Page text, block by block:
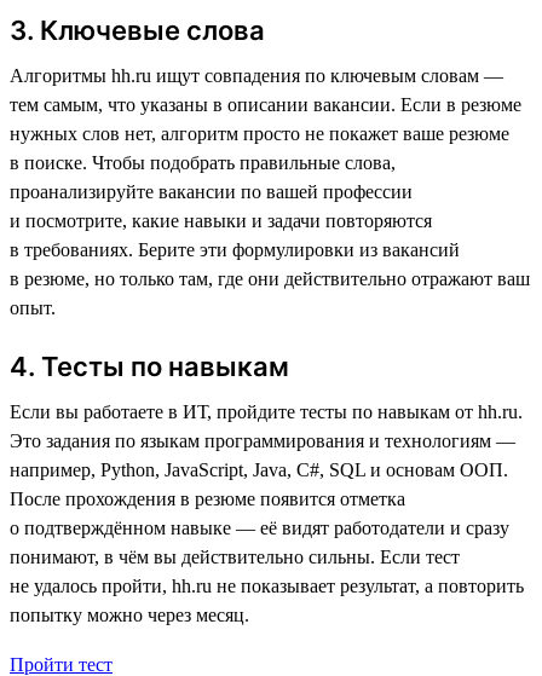
3. Ключевые слова
Алгоритмы hh.ru ищут совпадения по ключевым словам —
тем самым, что указаны в описании вакансии. Если в резюме
нужных слов нет, алгоритм просто не покажет ваше резюме
в поиске. Чтобы подобрать правильные слова,
проанализируйте вакансии по вашей профессии
и посмотрите, какие навыки и задачи повторяются
в требованиях. Берите эти формулировки из вакансий
в резюме, но только там, где они действительно отражают ваш
опыт.
4. Тесты по навыкам
Если вы работаете в ИТ, пройдите тесты по навыкам от hh.ru.
Это задания по языкам программирования и технологиям —
например, Python, JavaScript, Java, C#, SQL и основам ООП.
После прохождения в резюме появится отметка
о подтверждённом навыке — её видят работодатели и сразу
понимают, в чём вы действительно сильны. Если тест
не удалось пройти, hh.ru не показывает результат, а повторить
попытку можно через месяц.
Пройти тест